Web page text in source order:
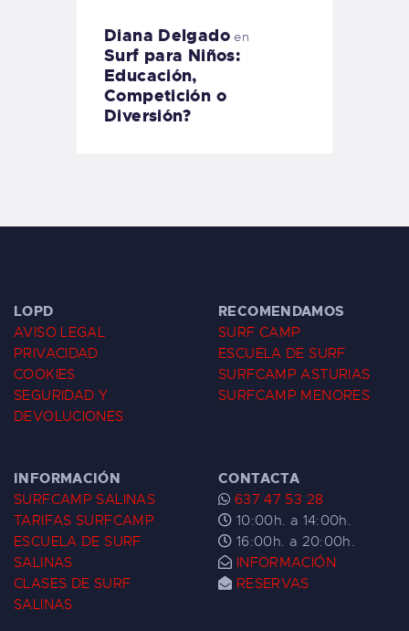
Diana Delgadoen
Surf para Niños:
Educación,
Competición o
Diversión?
LOPD
AVISO LEGAL
PRIVACIDAD
COOKIES
SEGURIDAD Y
DEVOLUCIONES
RECOMENDAMOS
SURF CAMP
ESCUELA DE SURF
SURFCAMP ASTURIAS
SURFCAMP MENORES
INFORMACIÓN
SURFCAMP SALINAS
TARIFAS SURFCAMP
ESCUELA DE SURF
SALINAS
CLASES DE SURF
SALINAS
CONTACTA
637 47 53 28
10:00h. a 14:00h.
16:00h. a 20:00h.
INFORMACIÓN
RESERVAS